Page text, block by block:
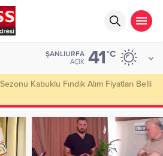
ŞANLIURFA
AÇIK 41°C
Her Gün 4 Bin 898 Kişiye Sıcak